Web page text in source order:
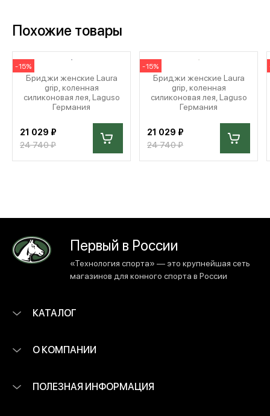
Похожие товары
-15%
Бриджи женские Laura
grip, коленная
силиконовая лея, Laguso
Германия
21 029 ₽
24 740 ₽
-15%
Бриджи женские Laura
grip, коленная
силиконовая лея, Laguso
Германия
21 029 ₽
24 740 ₽
Первый в России
«Технология спорта» — это крупнейшая сеть
магазинов для конного спорта в России
КАТАЛОГ
О КОМПАНИИ
ПОЛЕЗНАЯ ИНФОРМАЦИЯ